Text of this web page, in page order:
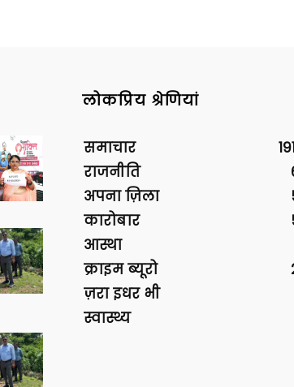
लोकप्रिय श्रेणियां
समाचार
राजनीति
अपना ज़िला
कारोबार
आस्था
क्राइम ब्यूरो
ज़रा इधर भी
स्वास्थ्य